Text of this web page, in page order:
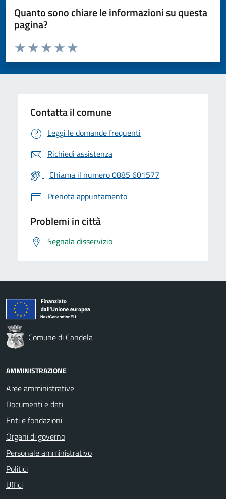
Quanto sono chiare le informazioni su questa
pagina?
Valuta da 1 a 5 stelle la pagina
Valuta 5 stelle su 5
Valuta 4 stelle su 5
Valuta 3 stelle su 5
Valuta 2 stelle su 5
Valuta 1 stelle su 5
Contatta il comune
Leggi le domande frequenti
Richiedi assistenza
Chiama il numero 0885 601577
Prenota appuntamento
Problemi in città
Segnala disservizio
Comune di Candela
AMMINISTRAZIONE
Aree amministrative
Documenti e dati
Enti e fondazioni
Organi di governo
Personale amministrativo
Politici
Uffici